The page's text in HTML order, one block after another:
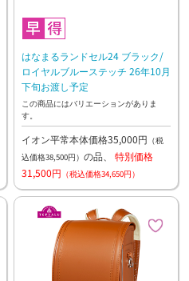
はなまるランドセル24 ブラック/
ロイヤルブルーステッチ 26年10月
下旬お渡し予定
この商品にはバリエーションがありま
す。
イオン平常本体価格35,000円 （税
込価格38,500円） の品、 特別価格
31,500円 （税込価格34,650円）